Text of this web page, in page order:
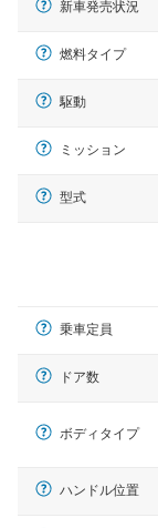
新車発売状況
燃料タイプ
駆動
ミッション
型式
乗車定員
ドア数
ボディタイプ
ハンドル位置